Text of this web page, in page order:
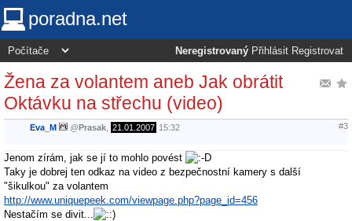
poradna.net
Neregistrovaný Přihlásit Registrovat
Žena za volantem aneb Jak obrátit
Oktávku na střechu (video)
Eva_M @Prasak 21.01.2007 15:32 #3
Jenom zírám, jak se jí to mohlo povést
Taky je dobrej ten odkaz na video z bezpečnostní kamery s další
"šikulkou" za volantem
http://www.uniquepeek.com/viewpage.php?page_id=456
Nestačím se divit...